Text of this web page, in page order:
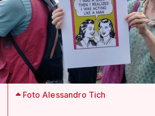
Foto Alessandro Tich